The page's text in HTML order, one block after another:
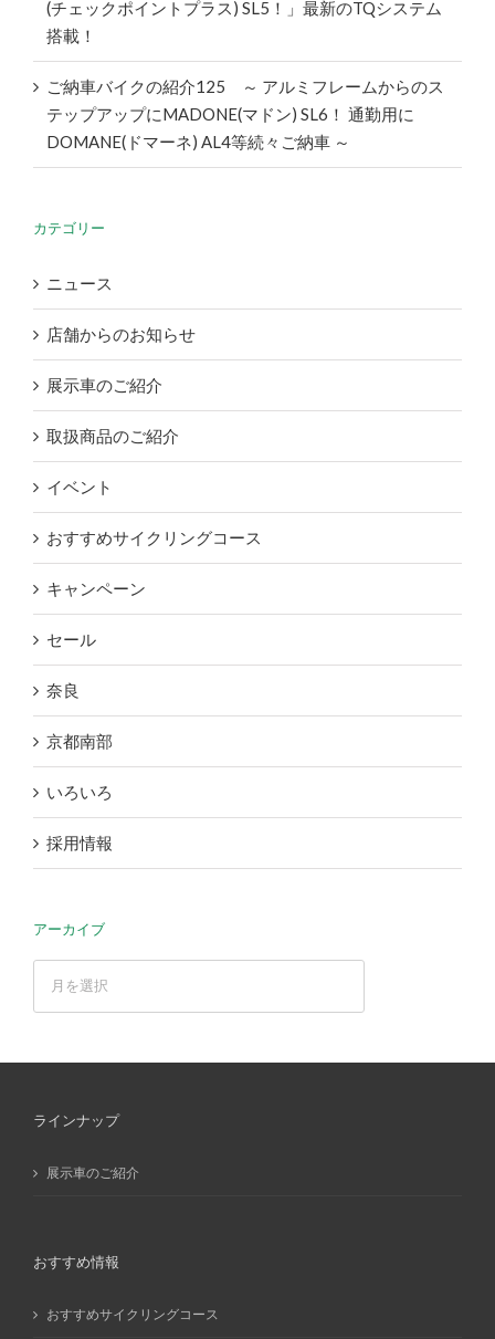
(チェックポイントプラス) SL5！」最新のTQシステム
搭載！
ご納車バイクの紹介125 ～ アルミフレームからのス
テップアップにMADONE(マドン) SL6！ 通勤用に
DOMANE(ドマーネ) AL4等続々ご納車 ～
カテゴリー
ニュース
店舗からのお知らせ
展示車のご紹介
取扱商品のご紹介
イベント
おすすめサイクリングコース
キャンペーン
セール
奈良
京都南部
いろいろ
採用情報
アーカイブ
ラインナップ
展示車のご紹介
おすすめ情報
おすすめサイクリングコース